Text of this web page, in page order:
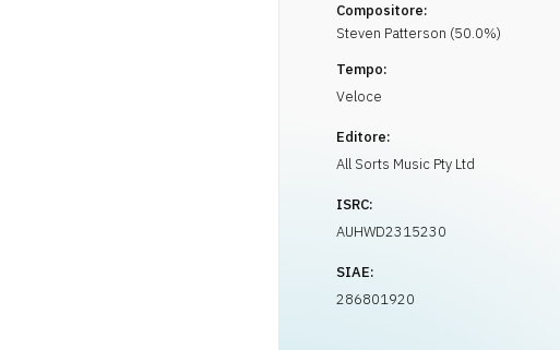
Compositore:
Steven Patterson (50.0%)
Tempo:
Veloce
Editore:
All Sorts Music Pty Ltd
ISRC:
AUHWD2315230
SIAE:
286801920